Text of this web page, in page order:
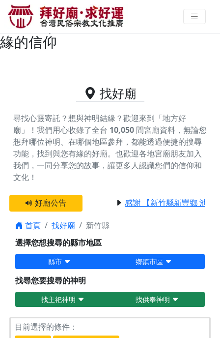
新竹縣主神為玄天上帝/上帝公的好
廟資料｜拜好廟求好運 找到與您有
緣的信仰
找好廟
尋找心靈寄託？想與神明結緣？歡迎來到「地方好
廟」！我們用心收錄了全台 10,050 間宮廟資料，無論您
想拜哪位神明、在哪個地區參拜，都能透過便捷的搜尋
功能，找到與您有緣的好廟。 也歡迎各地宮廟朋友加入
我們，一同分享您的故事，讓更多人認識您們的信仰和
文化！
好廟公告 感謝 【新竹縣新豐鄉 池和
首頁 找好廟
新竹縣
選擇您想搜尋的縣市地區
縣市 鄉鎮市區
找尋您要搜尋的神明
找主祀神明 找供奉神明
目前選擇的條件：